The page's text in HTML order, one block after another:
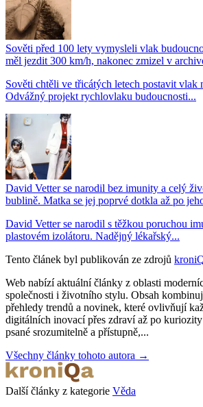
Sověti před 100 lety vymysleli vlak
měl jezdit 300 km/h, nakonec zmizel v
Sověti chtěli ve třicátých letech postavit vlak
Odvážný projekt rychlovlaku budoucnosti...
David Vetter se narodil bez imunity a celý
bublině. Matka se jej poprvé dotkla až po
David Vetter se narodil s těžkou poruchou
plastovém izolátoru. Nadějný lékařský...
Tento článek byl publikován ze zdrojů
Web nabízí aktuální články z oblasti
společnosti i životního stylu. Obsah
přehledy trendů a novinek, které ovlivňují
digitálních inovací přes zdraví až po
psané srozumitelně a přístupně,...
Všechny články tohoto autora →
Další články z kategorie Věda